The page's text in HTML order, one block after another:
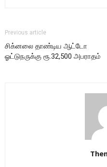
Previous article
சிக்னலை தாண்டிய ஆட்டோ
ஓட்டுநருக்கு ரூ.32,500 அபராதம்